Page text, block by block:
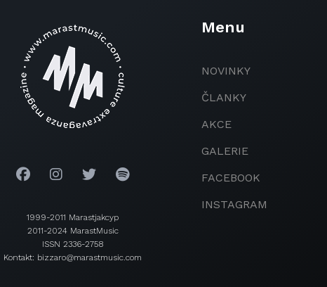
1999-2011 Marastjakcyp
2011-2024 MarastMusic
ISSN 2336-2758
Kontakt: bizzaro@marastmusic.com
Menu
NOVINKY
ČLANKY
AKCE
GALERIE
FACEBOOK
INSTAGRAM